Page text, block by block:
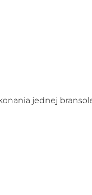
jednej